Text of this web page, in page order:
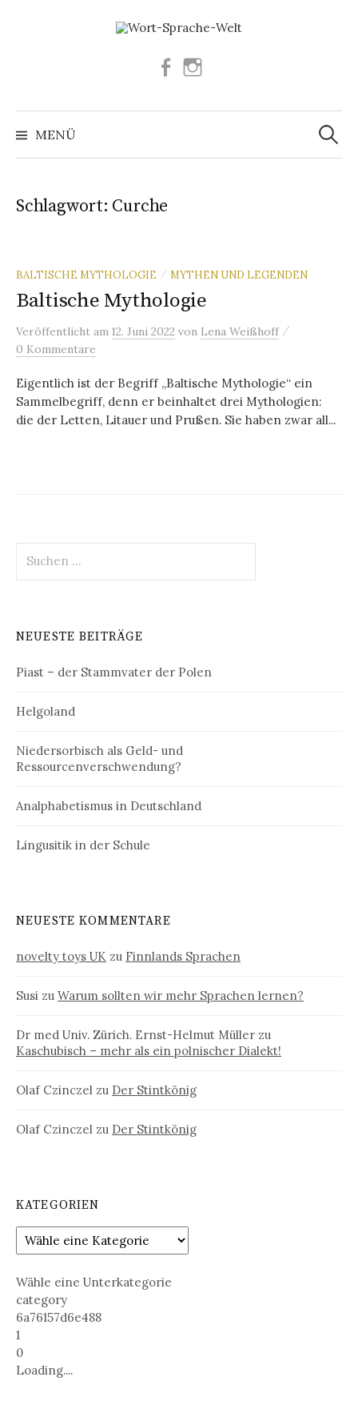
Facebook
MENÜ
Suchen
nach:
Schlagwort: Curche
BALTISCHE MYTHOLOGIE / MYTHEN UND LEGENDEN
Baltische Mythologie
Veröffentlicht am 12. Juni 2022 von Lena Weißhoff /
0 Kommentare
Eigentlich ist der Begriff „Baltische Mythologie“ ein
Sammelbegriff, denn er beinhaltet drei Mythologien:
die der Letten, Litauer und Prußen. Sie haben zwar all...
nach:
NEUESTE BEITRÄGE
Piast – der Stammvater der Polen
Helgoland
Niedersorbisch als Geld- und
Ressourcenverschwendung?
Analphabetismus in Deutschland
Lingusitik in der Schule
NEUESTE KOMMENTARE
novelty toys UK zu Finnlands Sprachen
Susi zu Warum sollten wir mehr Sprachen lernen?
Dr med Univ. Zürich. Ernst-Helmut Müller zu
Kaschubisch – mehr als ein polnischer Dialekt!
Olaf Czinczel zu Der Stintkönig
Olaf Czinczel zu Der Stintkönig
KATEGORIEN
Wähle eine Unterkategorie
category
6a76157d6e488
1
0
Loading....